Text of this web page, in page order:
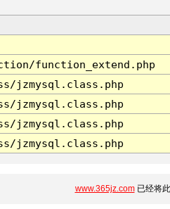
function_extend.php
jzmysql.class.php
jzmysql.class.php
jzmysql.class.php
jzmysql.class.php
www.365jz.com已经将